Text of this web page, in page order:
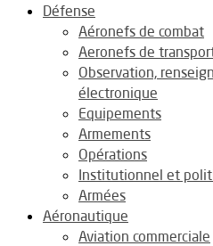
Défense
Aéronefs de combat
Aeronefs de
Observation,
électronique
Equipements
Armements
Opérations
Institutionnel et
Armées
Aéronautique
Aviation commerciale